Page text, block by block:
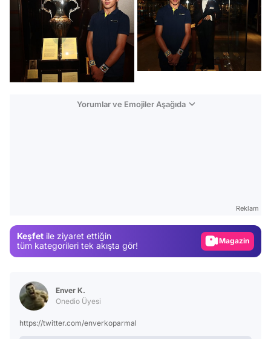
Yorumlar ve Emojiler Aşağıda
Reklam
Keşfet ile ziyaret ettiğin
tüm kategorileri tek akışta gör!
Gündem
Magazin
Video
Enver K.
Onedio Üyesi
https://twitter.com/enverkoparmal